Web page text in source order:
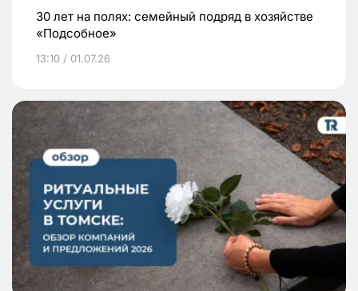
30 лет на полях: семейный подряд в хозяйстве
«Подсобное»
13:10 / 01.07.26